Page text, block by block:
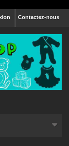
Contactez-nous